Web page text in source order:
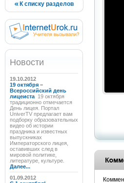
К списку разделов
Новости
19.10.2012
19 октября –
Всероссийский день
лицеиста 19 октября
традиционно отмечается
День лицея. Портал
UniverTV предлагает вам
подборку образовательных
видео об истории
праздника и известных
выпускниках
Императорского лицея,
оставивших след в
мировой политике,
литературе, культуре.
Далее...
01.09.2012